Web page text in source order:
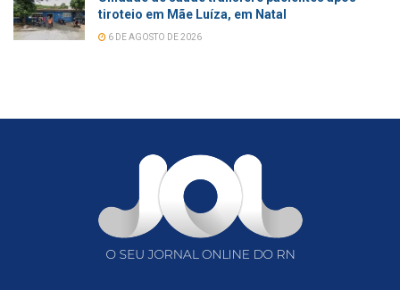
tiroteio em Mãe Luíza, em Natal
6 DE AGOSTO DE 2026